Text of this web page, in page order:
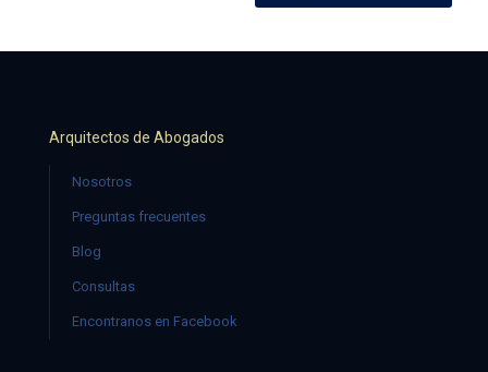
Arquitectos de Abogados
Nosotros
Preguntas frecuentes
Blog
Consultas
Encontranos en Facebook